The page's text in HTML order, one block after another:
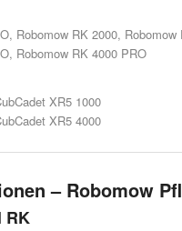
, Robomow RK 2000, Robomow
, Robomow RK 4000 PRO
XR5 1000
XR5 4000
– Robomow
RK